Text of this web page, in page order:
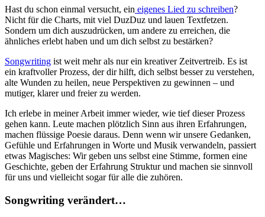
Hast du schon einmal versucht, ein eigenes Lied zu schreiben?
Nicht für die Charts, mit viel DuzDuz und lauen Textfetzen.
Sondern um dich auszudrücken, um andere zu erreichen, die
ähnliches erlebt haben und um dich selbst zu bestärken?
Songwriting ist weit mehr als nur ein kreativer Zeitvertreib. Es ist
ein kraftvoller Prozess, der dir hilft, dich selbst besser zu verstehen,
alte Wunden zu heilen, neue Perspektiven zu gewinnen – und
mutiger, klarer und freier zu werden.
Ich erlebe in meiner Arbeit immer wieder, wie tief dieser Prozess
gehen kann. Leute machen plötzlich Sinn aus ihren Erfahrungen,
machen flüssige Poesie daraus. Denn wenn wir unsere Gedanken,
Gefühle und Erfahrungen in Worte und Musik verwandeln, passiert
etwas Magisches: Wir geben uns selbst eine Stimme, formen eine
Geschichte, geben der Erfahrung Struktur und machen sie sinnvoll
für uns und vielleicht sogar für alle die zuhören.
Songwriting verändert…